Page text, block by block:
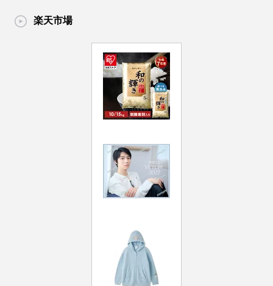
楽天市場